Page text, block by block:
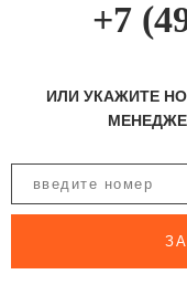
+7
ИЛИ УКАЖИТЕ